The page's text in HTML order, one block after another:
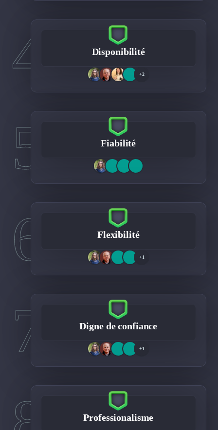
4 Disponibilité
+2
5 Fiabilité
6 Flexibilité
+1
7 Digne de confiance
+1
Professionalisme